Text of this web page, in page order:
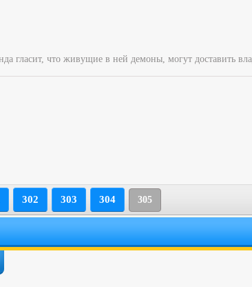
гласит, что живущие в ней демоны, могут доставить
302 303 304 305